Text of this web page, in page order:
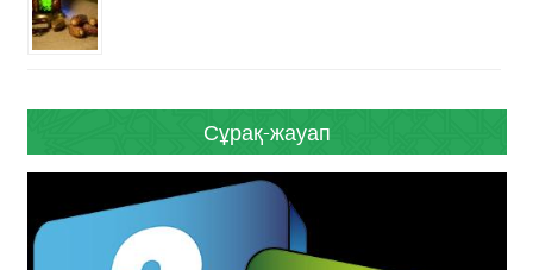
Сұрақ-жауап